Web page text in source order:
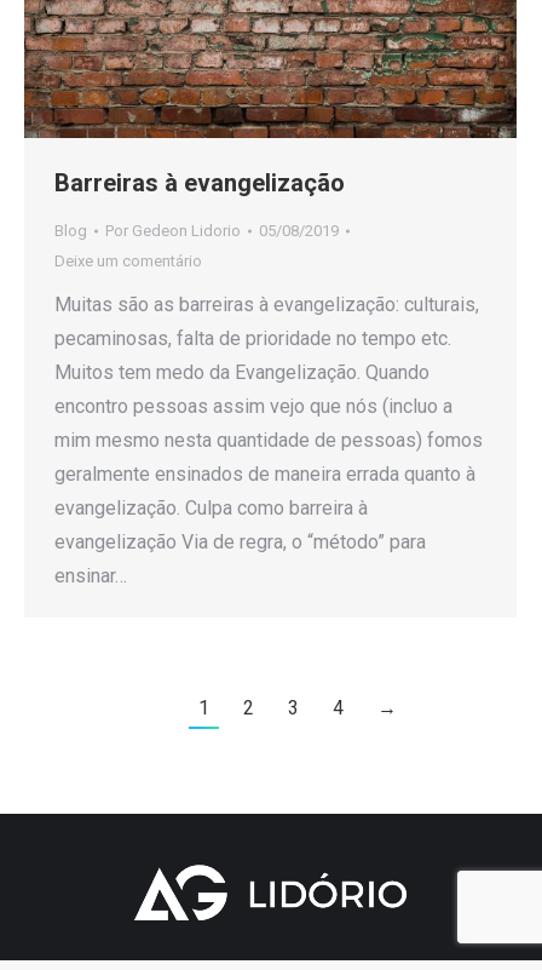
Barreiras à evangelização
Blog Por Gedeon Lidorio
05/08/2019
Deixe um comentário
Muitas são as barreiras à evangelização: culturais,
pecaminosas, falta de prioridade no tempo etc.
Muitos tem medo da Evangelização. Quando
encontro pessoas assim vejo que nós (incluo a
mim mesmo nesta quantidade de pessoas) fomos
geralmente ensinados de maneira errada quanto à
evangelização. Culpa como barreira à
evangelização Via de regra, o “método” para
ensinar…
1 2 3 4 →